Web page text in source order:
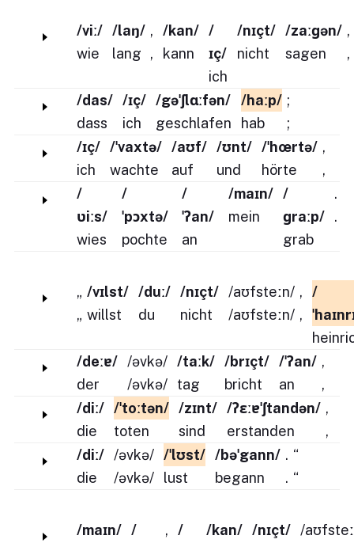
/viː/
wie
/laŋ/
lang
,
,
/kan/
kann
/
ɪç/
ich
/nɪçt/
nicht
/zaːɡən/
sagen
,
,
/das/
dass
/ɪç/
ich
/gəˈʃlɑːfən/
geschlafen
/haːp/
hab
;
;
/ɪç/
ich
/ˈvaxtə/
wachte
/aʊf/
auf
/ʊnt/
und
/ˈhœrtə/
hörte
,
,
/
ʋiːs/
wies
/
ˈpɔxtə/
pochte
/
ˈʔan/
an
/maɪn/
mein
/
ɡraːp/
grab
.
.
„
„
/vɪlst/
willst
/duː/
du
/nɪçt/
nicht
/aʊfsteːn/
/aʊfsteːn/
,
,
/
/deːɐ/
der
/əvkə/
/əvkə/
/taːk/
tag
/brɪçt/
bricht
/ˈʔan/
an
,
,
/diː/
die
/ˈtoːtən/
toten
/zɪnt/
sind
/ʔɛːɐˈʃtandən/
erstanden
,
,
/diː/
die
/əvkə/
/əvkə/
/ˈlʊst/
lust
/bəˈgann/
begann
.
.
“
“
/maɪn/ /
,
/
/kan/ /nɪçt/ /